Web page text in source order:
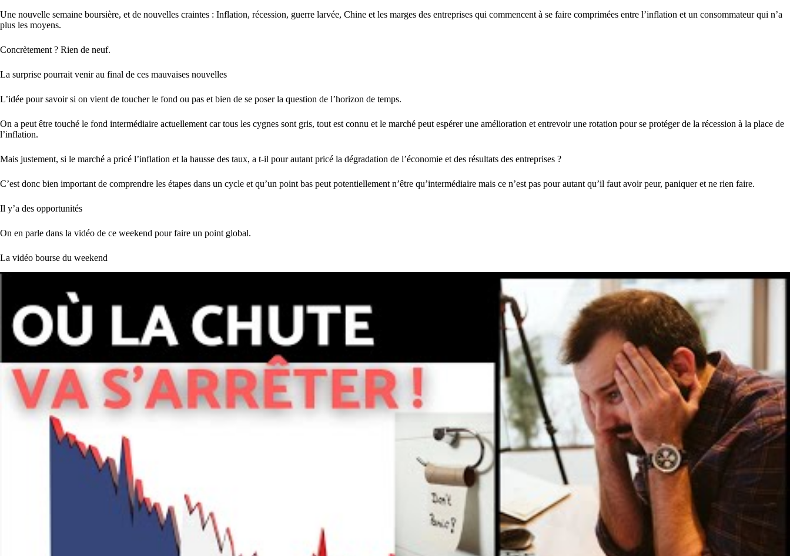
Une nouvelle semaine boursière, et de nouvelles craintes : Inflation, récession, guerre larvée, Chine et les marges des entreprises qui commencent à se faire comprimées entre l’inflation et un consommateur qui n’a
plus les moyens.
Concrètement ? Rien de neuf.
La surprise pourrait venir au final de ces mauvaises nouvelles
L’idée pour savoir si on vient de toucher le fond ou pas et bien de se poser la question de l’horizon de temps.
On a peut être touché le fond intermédiaire actuellement car tous les cygnes sont gris, tout est connu et le marché peut espérer une amélioration et entrevoir une rotation pour se protéger de la récession à la place de
l’inflation.
Mais justement, si le marché a pricé l’inflation et la hausse des taux, a t-il pour autant pricé la dégradation de l’économie et des résultats des entreprises ?
C’est donc bien important de comprendre les étapes dans un cycle et qu’un point bas peut potentiellement n’être qu’intermédiaire mais ce n’est pas pour autant qu’il faut avoir peur, paniquer et ne rien faire.
Il y’a des opportunités
On en parle dans la vidéo de ce weekend pour faire un point global.
La vidéo bourse du weekend